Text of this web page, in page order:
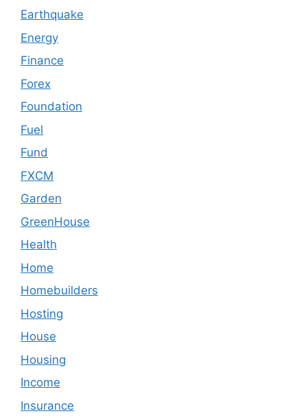
Earthquake
Energy
Finance
Forex
Foundation
Fuel
Fund
FXCM
Garden
GreenHouse
Health
Home
Homebuilders
Hosting
House
Housing
Income
Insurance